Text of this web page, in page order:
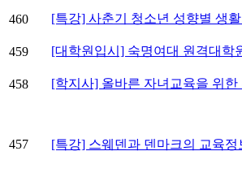
460
[특강] 사춘기 청소년 성향별 생
459
[대학원입시] 숙명여대 원격대학
458
[학지사] 올바른 자녀교육을 위한
457 [특강] 스웨덴과 덴마크의 교육정